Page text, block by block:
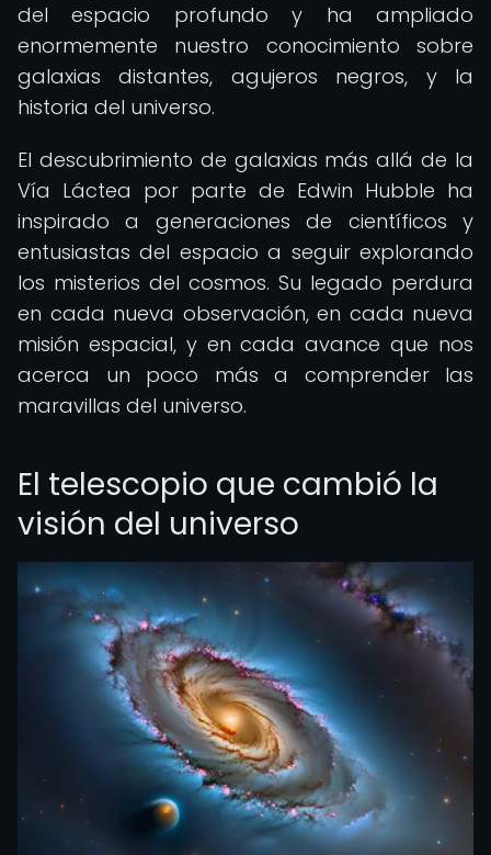
del espacio profundo y ha ampliado
enormemente nuestro conocimiento sobre
galaxias distantes, agujeros negros, y la
historia del universo.
El descubrimiento de galaxias más allá de la
Vía Láctea por parte de Edwin Hubble ha
inspirado a generaciones de científicos y
entusiastas del espacio a seguir explorando
los misterios del cosmos. Su legado perdura
en cada nueva observación, en cada nueva
misión espacial, y en cada avance que nos
acerca un poco más a comprender las
maravillas del universo.
El telescopio que cambió la
visión del universo